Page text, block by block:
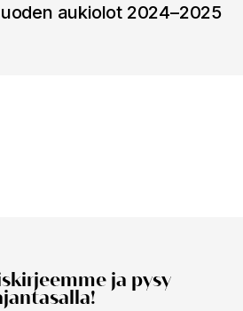
aukiolot 2024–2025
ja pysy